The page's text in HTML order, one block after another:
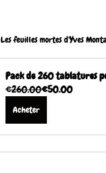
Les feuilles mortes d'Yves
Pack de 260 tablatures
€260.00€50.00
Acheter